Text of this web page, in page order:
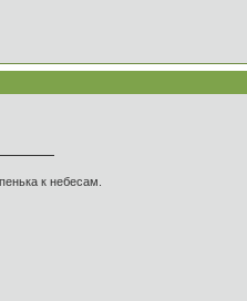
к небесам.